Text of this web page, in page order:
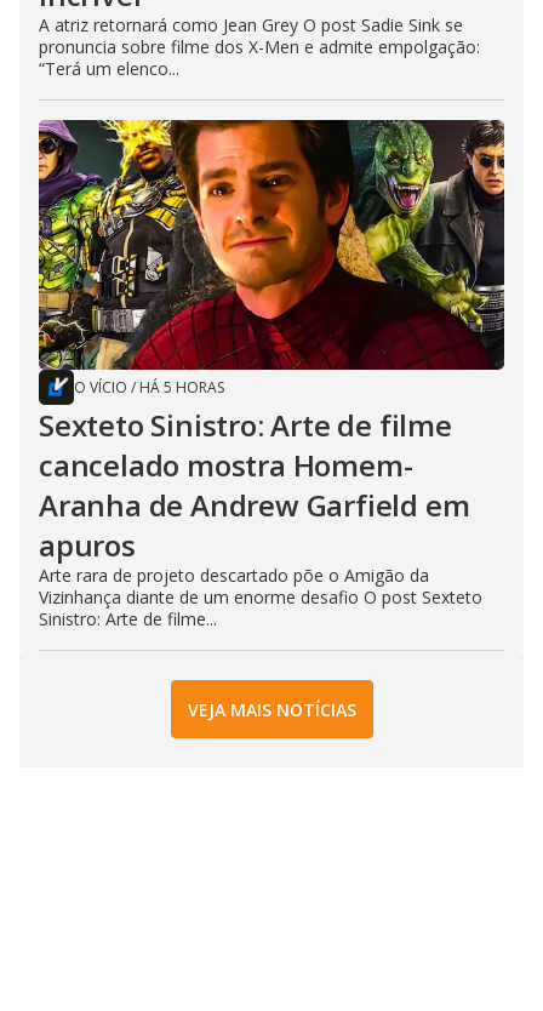
A atriz retornará como Jean Grey O post Sadie Sink se
pronuncia sobre filme dos X-Men e admite empolgação:
“Terá um elenco...
O VÍCIO / HÁ 5 HORAS
Sexteto Sinistro: Arte de filme
cancelado mostra Homem-
Aranha de Andrew Garfield em
apuros
Arte rara de projeto descartado põe o Amigão da
Vizinhança diante de um enorme desafio O post Sexteto
Sinistro: Arte de filme...
VEJA MAIS NOTÍCIAS